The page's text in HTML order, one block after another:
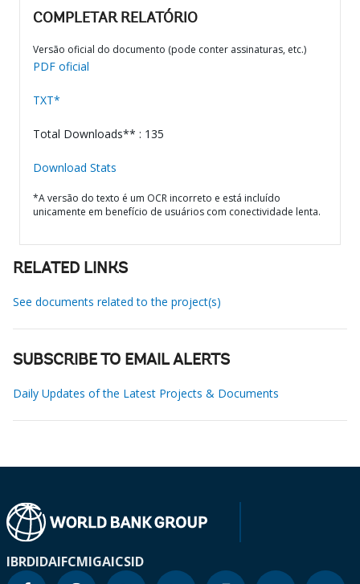
COMPLETAR RELATÓRIO
Versão oficial do documento (pode conter assinaturas, etc.)
PDF oficial
TXT*
Total Downloads** : 135
Download Stats
*A versão do texto é um OCR incorreto e está incluído
unicamente em benefício de usuários com conectividade lenta.
RELATED LINKS
See documents related to the project(s)
SUBSCRIBE TO EMAIL ALERTS
Daily Updates of the Latest Projects & Documents
IBRDIDAIFCMIGAICSID